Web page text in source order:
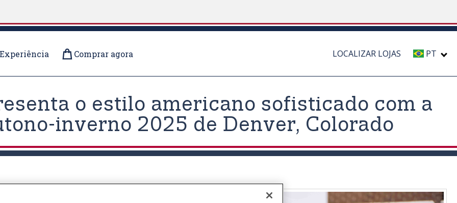
Experiência Comprar agora LOCALIZAR LOJAS PT
o estilo americano sofisticado com a
inverno 2025 de Denver, Colorado